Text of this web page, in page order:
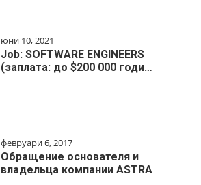
юни 10, 2021
Job: SOFTWARE ENGINEERS
(заплата: до $200 000 годи…
февруари 6, 2017
Обращение основателя и
владельца компании ASTRA